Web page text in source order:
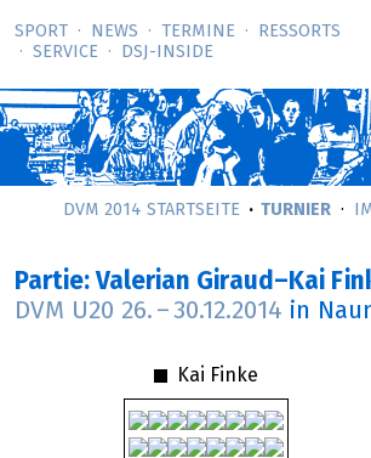
SPORT NEWS TERMINE
RESSORTS
SERVICE
DSJ-­INSIDE
DVM 2014 STARTSEITE TURNIER
Partie: Valerian Giraud–Kai
DVM U20 26. – 30.12.2014 in
Kai Finke